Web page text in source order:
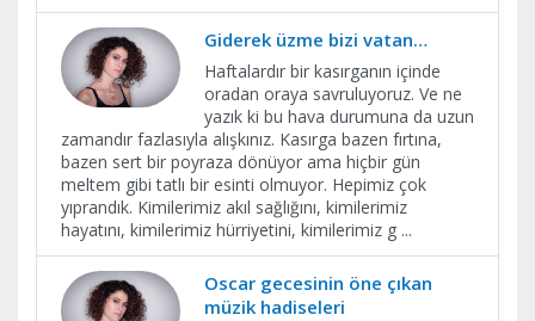
Giderek üzme bizi vatan…
Haftalardır bir kasırganın içinde
oradan oraya savruluyoruz. Ve ne
yazık ki bu hava durumuna da uzun
zamandır fazlasıyla alışkınız. Kasırga bazen fırtına,
bazen sert bir poyraza dönüyor ama hiçbir gün
meltem gibi tatlı bir esinti olmuyor. Hepimiz çok
yıprandık. Kimilerimiz akıl sağlığını, kimilerimiz
hayatını, kimilerimiz hürriyetini, kimilerimiz g ...
Oscar gecesinin öne çıkan
müzik hadiseleri